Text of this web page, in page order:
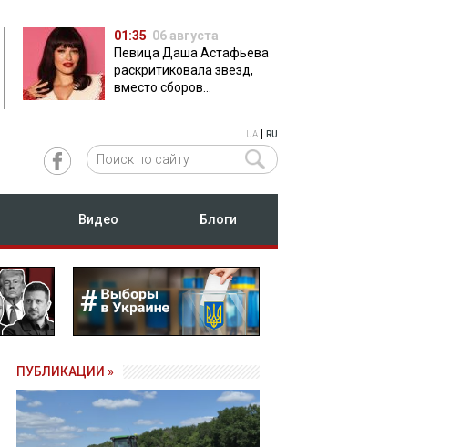
01:35 06 августа
Певица Даша Астафьева
раскритиковала звезд,
вместо сборов
UA RU
Видео Блоги
ПУБЛИКАЦИИ »